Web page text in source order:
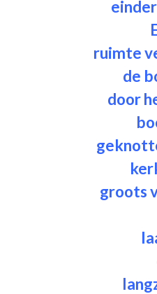
En in de
ruimte
de
door
kerken en
groots
De
en de